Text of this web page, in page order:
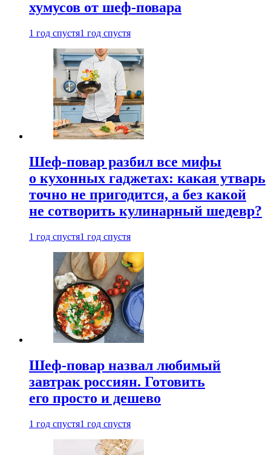
хумусов от шеф-повара
1 год спустя1 год спустя
Шеф-повар разбил все мифы
о кухонных гаджетах: какая утварь
точно не пригодится, а без какой
не сотворить кулинарный шедевр?
1 год спустя1 год спустя
Шеф-повар назвал любимый
завтрак россиян. Готовить
его просто и дешево
1 год спустя1 год спустя